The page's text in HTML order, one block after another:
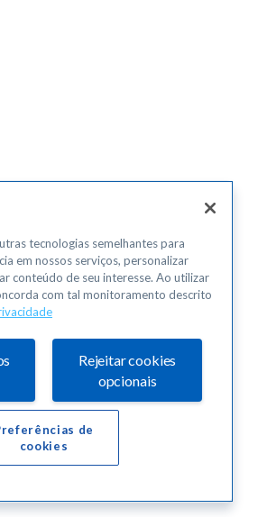
tecnologias semelhantes para
em nossos serviços, personalizar
conteúdo de seu interesse. Ao utilizar
com tal monitoramento descrito
Rejeitar cookies
opcionais
de
cookies